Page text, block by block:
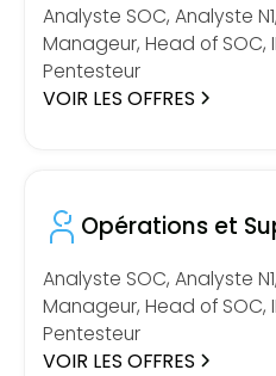
Analyste SOC, Analyste
Manageur, Head of SOC,
Pentesteur
VOIR LES OFFRES
Opérations et
Analyste SOC, Analyste
Manageur, Head of SOC,
Pentesteur
VOIR LES OFFRES